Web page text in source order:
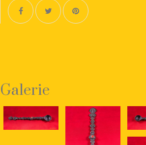
Galerie